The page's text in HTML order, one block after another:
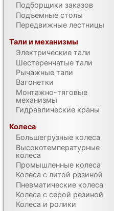
Подборщики заказов
Подъемные столы
Передвижные лестницы
Тали и механизмы
Электрические тали
Шестеренчатые тали
Рычажные тали
Вагонетки
Монтажно-тяговые
механизмы
Гидравлические краны
Колеса
Большегрузные колеса
Высокотемпературные
колеса
Промышленные колеса
Колеса с литой резиной
Пневматические колеса
Колеса с серой резиной
Колеса и ролики